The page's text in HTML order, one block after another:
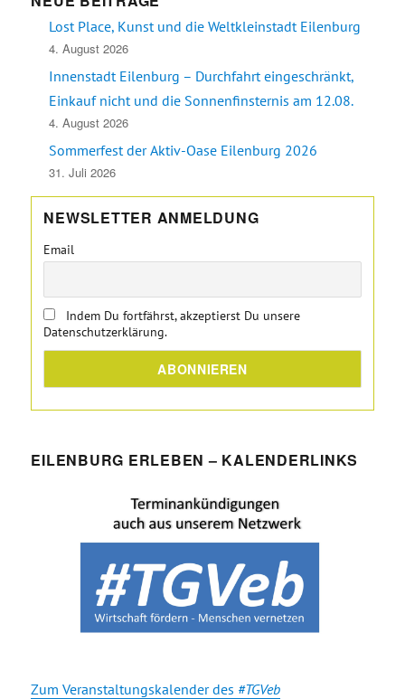
Lost Place, Kunst und die Weltkleinstadt Eilenburg
4. August 2026
Innenstadt Eilenburg – Durchfahrt eingeschränkt,
Einkauf nicht und die Sonnenfinsternis am 12.08.
4. August 2026
Sommerfest der Aktiv-Oase Eilenburg 2026
31. Juli 2026
NEWSLETTER ANMELDUNG
Email
Indem Du fortfährst, akzeptierst Du unsere
Datenschutzerklärung.
EILENBURG ERLEBEN – KALENDERLINKS
Zum Veranstaltungskalender des #TGVeb